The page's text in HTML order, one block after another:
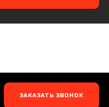
ЗАКАЗАТЬ ЗВОНОК